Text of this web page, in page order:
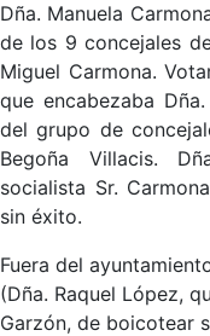
Dña. Manuela
de los 9 concejales
Miguel Carmona.
que encabezaba
del grupo de
Begoña Villacis.
socialista Sr.
sin éxito.
Fuera del
(Dña. Raquel López,
Garzón, de boicotear